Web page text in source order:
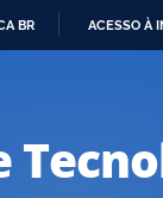
BR ACESSO À